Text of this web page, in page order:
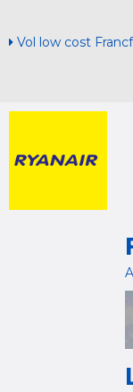
Vol low cost